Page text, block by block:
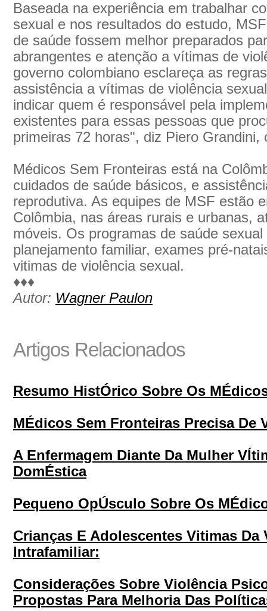
Baseada na experiência em trabalhar
sexual e nos resultados do estudo,
de saúde fossem melhor preparados
abrangentes e atenção a vítimas de
governo colombiano esclareça as
assistência a vítimas de violência
indicar quem é responsável pela
existentes para essas pessoas que
primeiras 72 horas", diz Piero Grandini,
Médicos Sem Fronteiras está na
cuidados de saúde básicos, e
reprodutiva. As equipes de MSF estão
Colômbia, nas áreas rurais e urbanas,
móveis. Os programas de saúde
planejamento familiar, exames pré-
vitimas de violência sexual.
♦♦♦
Autor: Wagner Paulon
Artigos Relacionados
Resumo HistÓrico Sobre Os
MÉdicos Sem Fronteiras Precisa De
A Enfermagem Diante Da Mulher
DomÉstica
Pequeno OpÚsculo Sobre Os
Crianças E Adolescentes Vitimas Da
Intrafamiliar:
Considerações Sobre Violência
Propostas Para Melhoria Das